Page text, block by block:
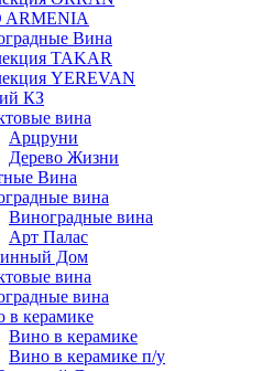
ARMENIA
Вина
TAKAR
YEREVAN
КЗ
вина
Арцруни
Дерево Жизни
Вина
вина
Виноградные вина
Арт Палас
Дом
вина
вина
в керамике
Вино в керамике
Вино в керамике п/у